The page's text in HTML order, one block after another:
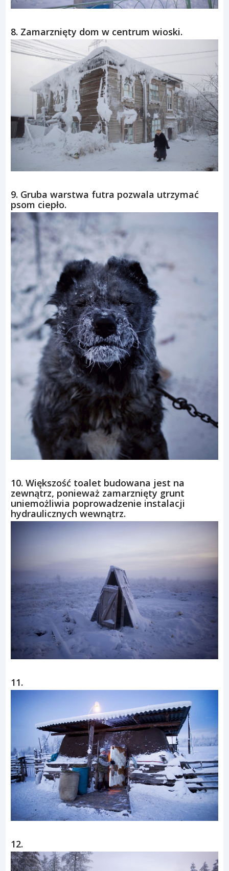
8. Zamarznięty dom w centrum wioski.
9. Gruba warstwa futra pozwala utrzymać
psom ciepło.
10. Większość toalet budowana jest na
zewnątrz, ponieważ zamarznięty grunt
uniemożliwia poprowadzenie instalacji
hydraulicznych wewnątrz.
11.
12.